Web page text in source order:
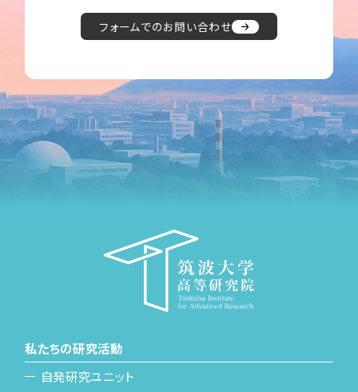
フォームでのお問い合わせ
私たちの研究活動
自発研究ユニット